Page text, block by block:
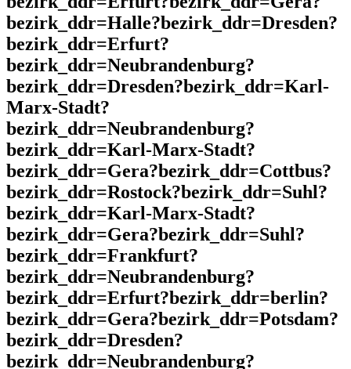
bezirk_ddr=Halle?bezirk_ddr=Dresden?
bezirk_ddr=Erfurt?
bezirk_ddr=Neubrandenburg?
bezirk_ddr=Dresden?bezirk_ddr=Karl-
Marx-Stadt?
bezirk_ddr=Neubrandenburg?
bezirk_ddr=Karl-Marx-Stadt?
bezirk_ddr=Gera?bezirk_ddr=Cottbus?
bezirk_ddr=Rostock?bezirk_ddr=Suhl?
bezirk_ddr=Karl-Marx-Stadt?
bezirk_ddr=Gera?bezirk_ddr=Suhl?
bezirk_ddr=Frankfurt?
bezirk_ddr=Neubrandenburg?
bezirk_ddr=Erfurt?bezirk_ddr=berlin?
bezirk_ddr=Gera?bezirk_ddr=Potsdam?
bezirk_ddr=Dresden?
bezirk_ddr=Neubrandenburg?